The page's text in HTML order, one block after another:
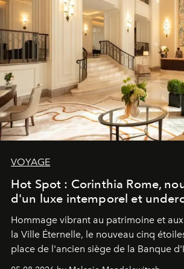
VOYAGE
Hot Spot : Corinthia Rome,
d'un luxe intemporel et
Hommage vibrant au patrimoine et
la Ville Éternelle, le nouveau cinq
place de l'ancien siège de la Banque